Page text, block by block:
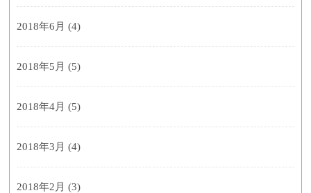
2018年6月 (4)
2018年5月 (5)
2018年4月 (5)
2018年3月 (4)
2018年2月 (3)